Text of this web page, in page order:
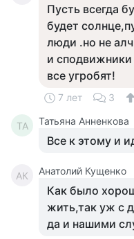
Пусть всегда
будет
люди .но не
и сподвижники
все угробят!
7 лет 3
ТА Татьяна Анненкова
Все к этому и
АК Анатолий Кущенко
Как было
жить,так уж с
да и нашими